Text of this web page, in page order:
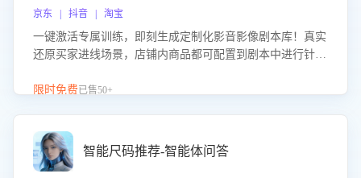
京东 | 抖音 | 淘宝
一键激活专属训练，即刻生成定制化影音影像剧本库！真实
还原买家进线场景，店铺内商品都可配置到剧本中进行针对
击 “立即开通”，快速获取影音影像类目剧本，一键开启客服
限时免费已售50+
智能尺码推荐-智能体问答